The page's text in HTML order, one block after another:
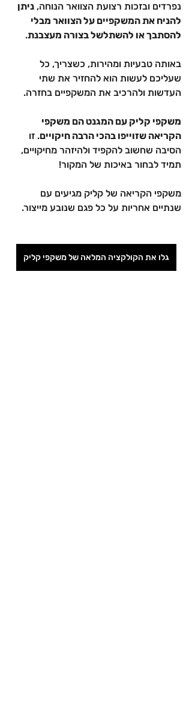
נפרדים ובזכות רצועת הצוואר הנוחה, ניתן
להניח את המשקפיים על הצוואר מבלי
להסתבך או להשתלשל בצורה מעצבנת.
באותה טבעיות ומהירות, כשצריך, כל
שעליכם לעשות הוא להחזיר את שתי
העדשות ולהרכיב את המשקפיים בחזרה.
משקפי קליק עם המגנט הם משקפי
הקריאה שזוייפו בהכי הרבה חיקויים. זו
הסיבה שחשוב להקפיד ולהיזהר מחיקויים,
תמיד לבחור באיכות של המקור!
משקפי הקריאה של קליק מגיעים עם
שנתיים אחריות על כל פגם שנובע מייצור.
גלו את הקולקציה המלאה של משקפי קליק